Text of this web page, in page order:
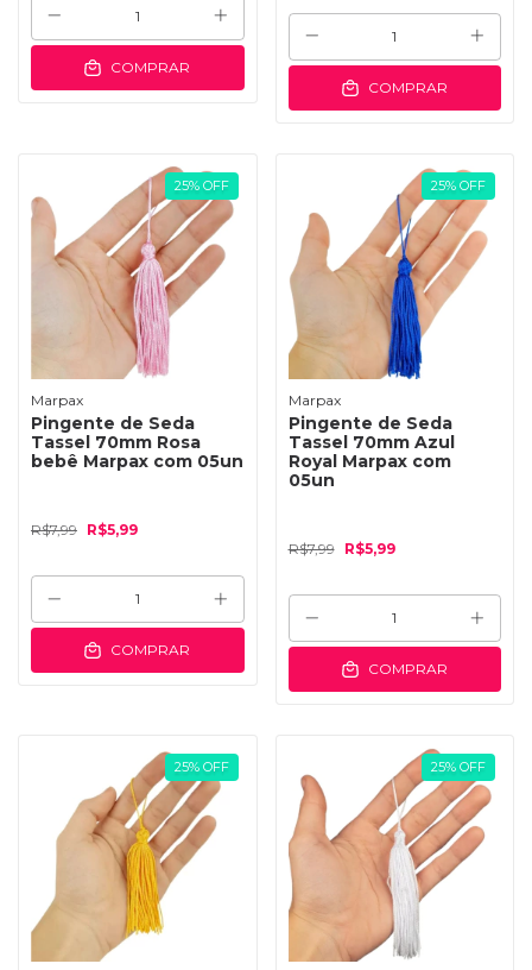
COMPRAR
COMPRAR
25% OFF
Marpax
Pingente de Seda
Tassel 70mm Rosa
bebê Marpax com 05un
R$7,99 R$5,99
COMPRAR
25% OFF
Marpax
Pingente de Seda
Tassel 70mm Azul
Royal Marpax com
05un
R$7,99 R$5,99
COMPRAR
25% OFF 25% OFF